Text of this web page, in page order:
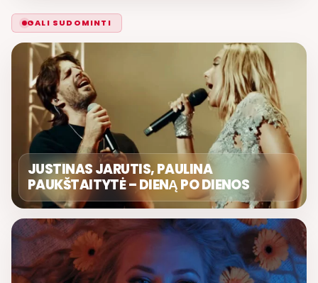
GALI SUDOMINTI
JUSTINAS JARUTIS, PAULINA
PAUKŠTAITYTĖ – DIENĄ PO DIENOS